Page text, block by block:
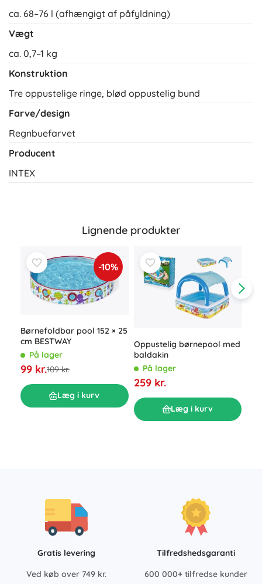
ca. 68–76 l (afhængigt af påfyldning)
Vægt
ca. 0,7–1 kg
Konstruktion
Tre oppustelige ringe, blød oppustelig bund
Farve/design
Regnbuefarvet
Producent
INTEX
Lignende produkter
-10%
Børnefoldbar pool 152 × 25
cm BESTWAY
På lager
99 kr.109 kr.
Læg i kurv
Oppustelig børnepool med
baldakin
På lager
259 kr.
Læg i kurv
Gratis levering
Ved køb over 749 kr.
Tilfredshedsgaranti
600 000+ tilfredse kunder